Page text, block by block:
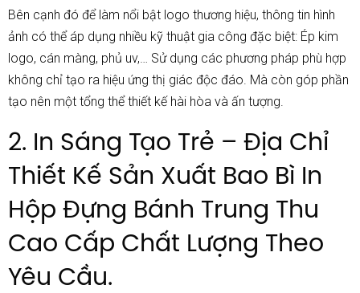
Bên cạnh đó để làm nổi bật logo thương hiệu, thông tin hình
ảnh có thể áp dụng nhiều kỹ thuật gia công đặc biệt: Ép kim
logo, cán màng, phủ uv,… Sử dụng các phương pháp phù hợp
không chỉ tạo ra hiệu ứng thị giác độc đáo. Mà còn góp phần
tạo nên một tổng thể thiết kế hài hòa và ấn tượng.
2. In Sáng Tạo Trẻ – Địa Chỉ
Thiết Kế Sản Xuất Bao Bì In
Hộp Đựng Bánh Trung Thu
Cao Cấp Chất Lượng Theo
Yêu Cầu.